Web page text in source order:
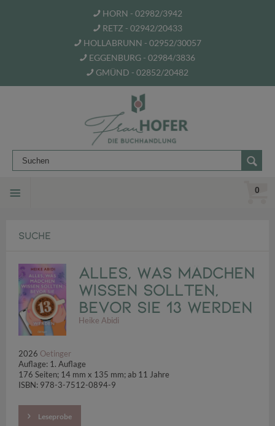
HORN - 02982/3942
RETZ - 02942/20433
HOLLABRUNN - 02952/30057
EGGENBURG - 02984/3836
GMÜND - 02852/20482
0
SUCHE
Alles, was Mädchen
wissen sollten,
bevor sie 13 werden
Heike Abidi
2026 Oetinger
Auflage: 1. Auflage
176 Seiten; 14 mm x 135 mm; ab 11 Jahre
ISBN: 978-3-7512-0894-9
Leseprobe